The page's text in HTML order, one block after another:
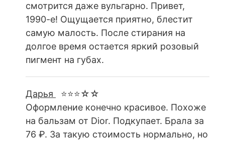
смотрится даже вульгарно. Привет,
1990-е! Ощущается приятно, блестит
самую малость. После стирания на
долгое время остается яркий розовый
пигмент на губах.
Дарья
⭐⭐⭐☆☆
Оформление конечно красивое. Похоже
на бальзам от Dior. Подкупает. Брала за
76 ₽. За такую стоимость нормально, но